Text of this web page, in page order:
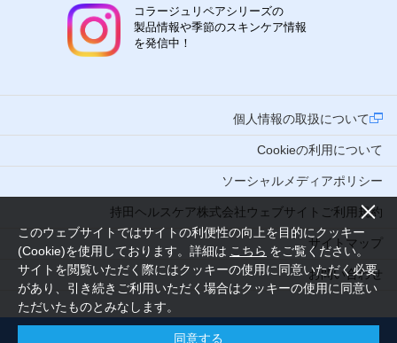
このウェブサイトではサイトの利便性の向上を目的にクッキー
(Cookie)を使用しております。詳細は こちら をご覧ください。
サイトを閲覧いただく際にはクッキーの使用に同意いただく必要
があり、引き続きご利用いただく場合はクッキーの使用に同意い
ただいたものとみなします。
同意する
コラージュリペアシリーズの
製品情報や季節のスキンケア情報
を発信中！
個人情報の取扱について
Cookieの利用について
ソーシャルメディアポリシー
持田ヘルスケア株式会社ウェブサイトご利用規約
サイトマップ
お問い合わせ
Copyright (C) 2016 MOCHIDA HEALTHCARE CO., LTD. Tokyo Japan. All Rights Reserved.